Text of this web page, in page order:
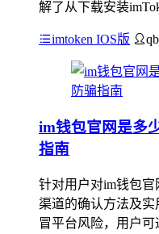
解了从下载安装
imtoken IOS版
im钱包官网是多
指南
针对用户对im钱包
渠道的确认方法及
冒平台风险，用户可